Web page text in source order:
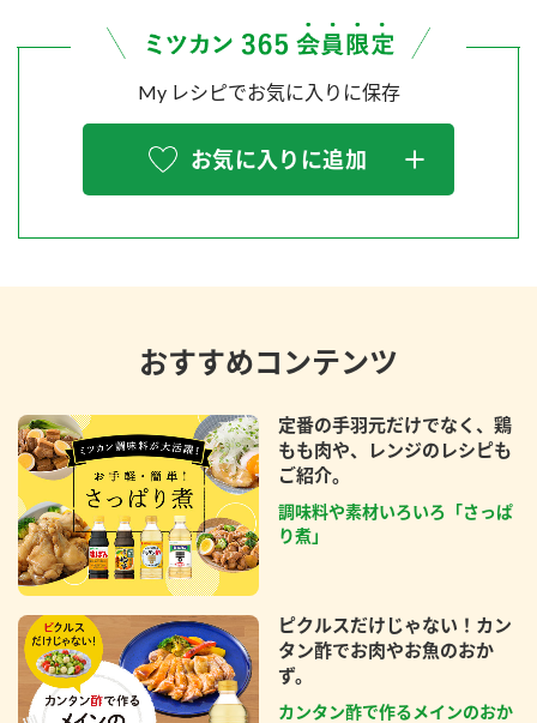
My レシピでお気に入りに保存
お気に入りに追加
おすすめコンテンツ
定番の手羽元だけでなく、鶏
もも肉や、レンジのレシピも
ご紹介。
調味料や素材いろいろ「さっぱ
り煮」
ピクルスだけじゃない！カン
タン酢でお肉やお魚のおか
ず。
カンタン酢で作るメインのおか